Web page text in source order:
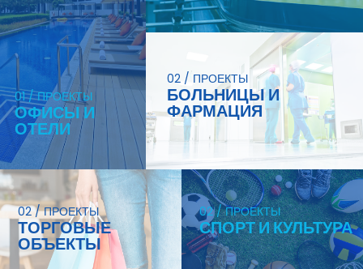
01 / ПРОЕКТЫ
ОФИСЫ И
ОТЕЛИ
02 / ПРОЕКТЫ
БОЛЬНИЦЫ И
ФАРМАЦИЯ
02 / ПРОЕКТЫ
ТОРГОВЫЕ
ОБЪЕКТЫ
02 / ПРОЕКТЫ
СПОРТ И КУЛЬТУРА